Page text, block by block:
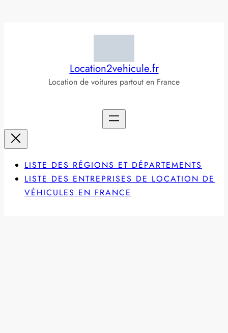
Location2vehicule.fr
Location de voitures partout en France
LISTE DES RÉGIONS ET DÉPARTEMENTS
LISTE DES ENTREPRISES DE LOCATION DE
VÉHICULES EN FRANCE